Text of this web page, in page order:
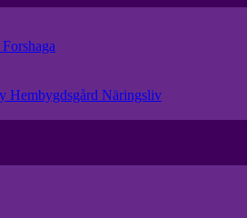
Forshaga
Hembygdsgård Näringsliv